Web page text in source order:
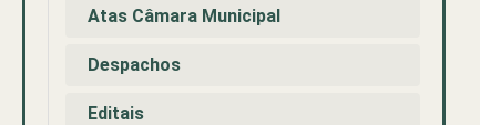
Atas Câmara Municipal
Despachos
Editais